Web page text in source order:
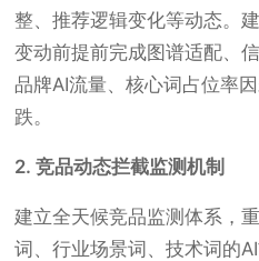
整、推荐逻辑变化等动态。
变动前提前完成图谱适配、
品牌AI流量、核心词占位率
跌。
2. 竞品动态拦截监测机制
建立全天候竞品监测体系，
词、行业场景词、技术词的